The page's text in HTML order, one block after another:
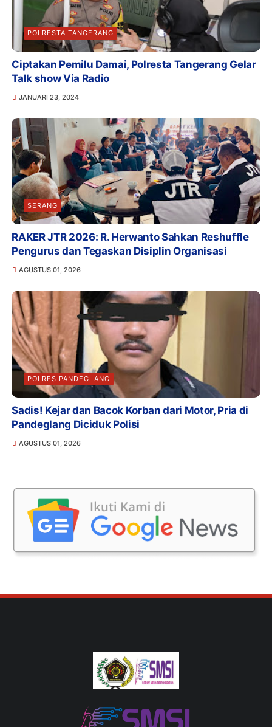
POLRESTA TANGERANG
Ciptakan Pemilu Damai, Polresta Tangerang Gelar
Talk show Via Radio
JANUARI 23, 2024
SERANG
RAKER JTR 2026: R. Herwanto Sahkan Reshuffle
Pengurus dan Tegaskan Disiplin Organisasi
AGUSTUS 01, 2026
POLRES PANDEGLANG
Sadis! Kejar dan Bacok Korban dari Motor, Pria di
Pandeglang Diciduk Polisi
AGUSTUS 01, 2026